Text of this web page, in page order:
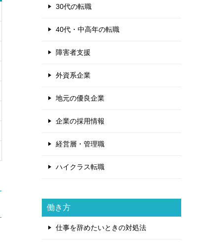
30代の転職
40代・中高年の転職
障害者支援
外資系企業
地元の優良企業
企業の採用情報
経営層・管理職
ハイクラス転職
働き方
仕事を辞めたいときの対処法